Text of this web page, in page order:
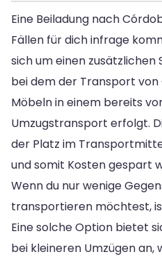
Eine Beiladung nach
Fällen für dich infrage
sich um einen zusätzlichen
bei dem der Transport
Möbeln in einem bereits
Umzugstransport erfolgt.
der Platz im
und somit Kosten gespart
Wenn du nur wenige
transportieren möchtest,
Eine solche Option bietet
bei kleineren Umzügen an,